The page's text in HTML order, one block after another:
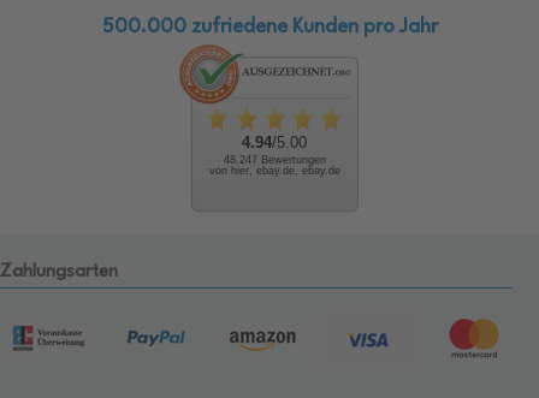
500.000 zufriedene Kunden pro Jahr
4.94/5.00
48.247 Bewertungen
von hier, ebay.de, ebay.de
Zahlungsarten